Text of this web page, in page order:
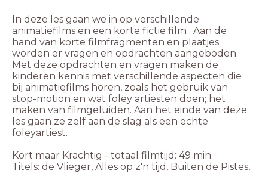
In deze les gaan we in op verschillende
animatiefilms en een korte fictie film . Aan de
hand van korte filmfragmenten en plaatjes
worden er vragen en opdrachten aangeboden.
Met deze opdrachten en vragen maken de
kinderen kennis met verschillende aspecten die
bij animatiefilms horen, zoals het gebruik van
stop-motion en wat foley artiesten doen; het
maken van filmgeluiden. Aan het einde van deze
les gaan ze zelf aan de slag als een echte
foleyartiest.
Kort maar Krachtig - totaal filmtijd: 49 min.
Titels: de Vlieger, Alles op z'n tijd, Buiten de Pistes,